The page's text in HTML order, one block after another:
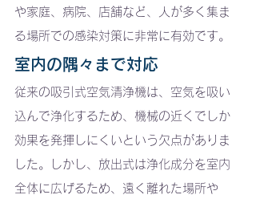
や家庭、病院、店舗など、人が多く集ま
る場所での感染対策に非常に有効です。
室内の隅々まで対応
従来の吸引式空気清浄機は、空気を吸い
込んで浄化するため、機械の近くでしか
効果を発揮しにくいという欠点がありま
した。しかし、放出式は浄化成分を室内
全体に広げるため、遠く離れた場所や